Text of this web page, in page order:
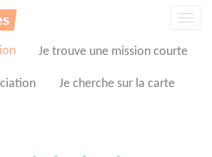
Je trouve une mission courte
Je cherche sur la carte